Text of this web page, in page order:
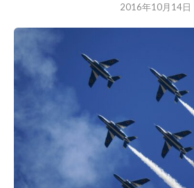
2016年10月14日